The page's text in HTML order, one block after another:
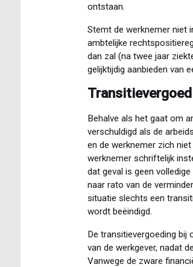
ontstaan.
Stemt de werknemer niet
ambtelijke
dan zal (na twee jaar
gelijktijdig aanbieden van
Behalve als het gaat om
verschuldigd als de
en de werknemer zich
werknemer schriftelijk
dat geval is geen
naar rato van de
situatie slechts een
wordt beëindigd.
De transitievergoeding bij
van de werkgever, nadat
Vanwege de zware